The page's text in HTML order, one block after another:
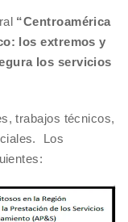
“Centroamérica
los extremos y
los servicios
trabajos técnicos,
Los